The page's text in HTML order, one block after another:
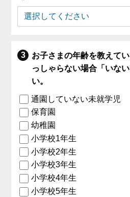
お子さまの年齢を教えて
っしゃらない場合「いな
い。
通園していない未就学児
保育園
幼稚園
小学校1年生
小学校2年生
小学校3年生
小学校4年生
小学校5年生